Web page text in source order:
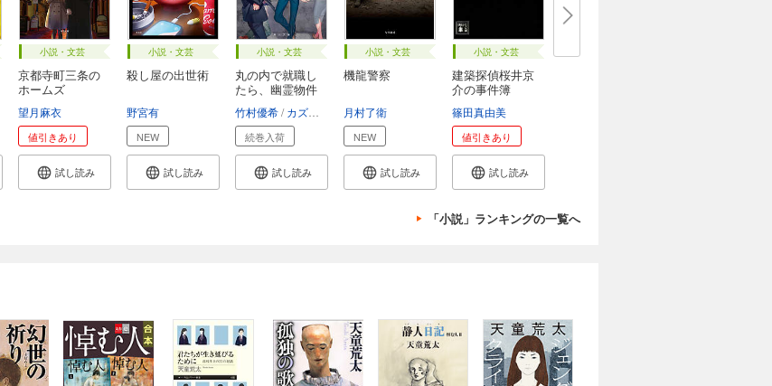
小説・文芸
京都寺町三条の
ホームズ
望月麻衣
値引きあり
試し読み
小説・文芸
殺し屋の出世術
野宮有
NEW
試し読み
小説・文芸
丸の内で就職し
たら、幽霊物件
竹村優希 カズアキ
続巻入荷
試し読み
小説・文芸
機龍警察
月村了衛
NEW
試し読み
小説・文芸
建築探偵桜井京
介の事件簿
篠田真由美
値引きあり
試し読み
「小説」ランキングの一覧へ